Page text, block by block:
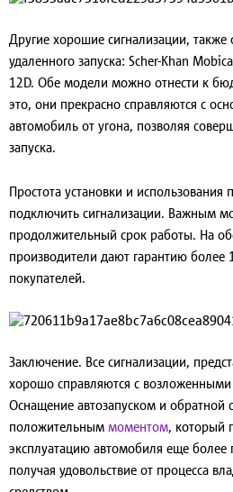
Другие хорошие сигнализации, также
удаленного запуска: Scher-Khan
12D. Обе модели можно отнести к
это, они прекрасно справляются с
автомобиль от угона, позволяя
запуска.
Простота установки и использования
подключить сигнализации. Важным
продолжительный срок работы. На
производители дают гарантию более
покупателей.
Заключение. Все сигнализации,
хорошо справляются с
Оснащение автозапуском и обратной
положительным моментом, который
эксплуатацию автомобиля еще
получая удовольствие от процесса